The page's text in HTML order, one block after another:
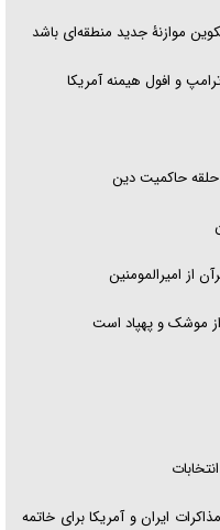
موازنۀ جدید منطقه‌ای باشد
و افول هیمنه آمریکا
حاکمیت دین
از امیرالمومنین
موشک و پهپاد است
ایران و آمریکا برای خاتمه